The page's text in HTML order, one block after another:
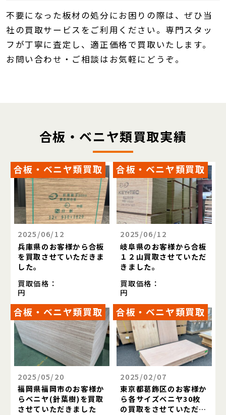
不要になった板材の処分にお困りの際は、ぜひ当
社の買取サービスをご利用ください。 専門スタッ
フが丁寧に査定し、適正価格で買取いたします。
お問い合わせ・ご相談はお気軽にどうぞ。
合板・ベニヤ類買取実績
合板・ベニヤ類買取
2025/06/12
兵庫県のお客様から合板
を買取させていただきま
した。
買取価格：
円
合板・ベニヤ類買取
2025/06/12
岐阜県のお客様から合板
１２山買取させていただ
きました。
買取価格：
円
合板・ベニヤ類買取
2025/05/20
福岡県福岡市のお客様か
らベニヤ(針葉樹)を買取
させていただきました
合板・ベニヤ類買取
2025/02/07
東京都葛飾区のお客様か
ら各サイズベニヤ30枚
の買取をさせていただき